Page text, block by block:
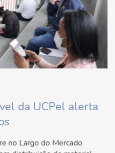
da UCPel alerta
no Largo do Mercado